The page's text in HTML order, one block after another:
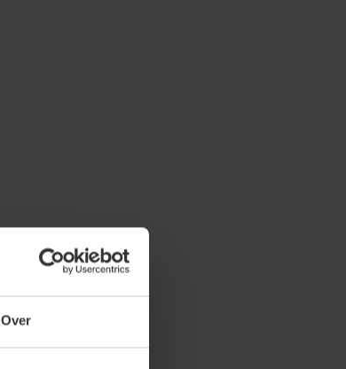
Over